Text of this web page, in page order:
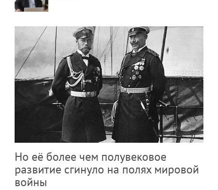
Но её более чем полувековое
развитие сгинуло на полях мировой
войны